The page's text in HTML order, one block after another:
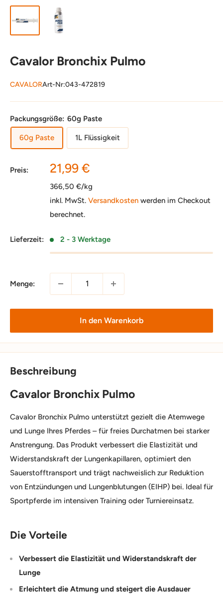
Cavalor Bronchix Pulmo
CAVALORArt-Nr:043-472819
Packungsgröße: 60g Paste
60g Paste 1L Flüssigkeit
Preis: Sonderpreis
21,99 €
366,50 €/kg
inkl. MwSt. Versandkosten werden im Checkout
berechnet.
Lieferzeit: 2 - 3 Werktage
Menge:
In den Warenkorb
Beschreibung
Cavalor Bronchix Pulmo
Cavalor Bronchix Pulmo unterstützt gezielt die Atemwege
und Lunge Ihres Pferdes – für freies Durchatmen bei starker
Anstrengung. Das Produkt verbessert die Elastizität und
Widerstandskraft der Lungenkapillaren, optimiert den
Sauerstofftransport und trägt nachweislich zur Reduktion
von Entzündungen und Lungenblutungen (EIHP) bei. Ideal für
Sportpferde im intensiven Training oder Turniereinsatz.
Die Vorteile
Verbessert die Elastizität und Widerstandskraft der
Lunge
Erleichtert die Atmung und steigert die Ausdauer